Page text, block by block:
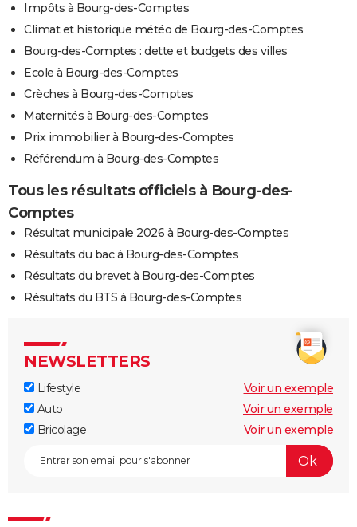
Impôts à Bourg-des-Comptes
Climat et historique météo de Bourg-des-Comptes
Bourg-des-Comptes : dette et budgets des villes
Ecole à Bourg-des-Comptes
Crèches à Bourg-des-Comptes
Maternités à Bourg-des-Comptes
Prix immobilier à Bourg-des-Comptes
Référendum à Bourg-des-Comptes
Tous les résultats officiels à Bourg-des-
Comptes
Résultat municipale 2026 à Bourg-des-Comptes
Résultats du bac à Bourg-des-Comptes
Résultats du brevet à Bourg-des-Comptes
Résultats du BTS à Bourg-des-Comptes
NEWSLETTERS
Lifestyle
Voir un exemple
Auto
Voir un exemple
Bricolage
Voir un exemple